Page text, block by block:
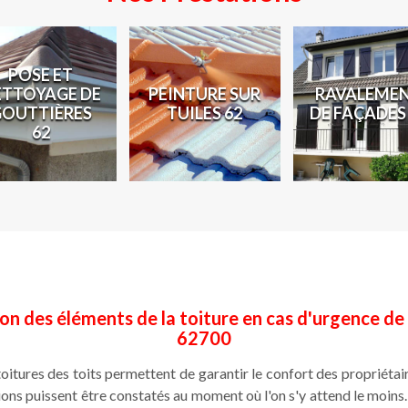
POSE ET
DE
62
PEINTURE SUR
TUILES 62
DE
des éléments de la toiture en cas d'urgence
62700
des toits permettent de garantir le confort des
puissent être constatés au moment où l'on s'y attend le